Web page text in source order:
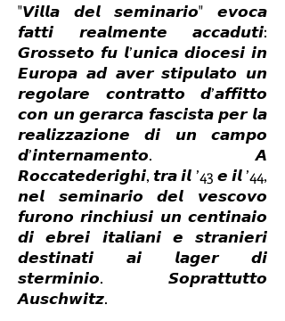
"𝙑𝙞𝙡𝙡𝙖 𝙙𝙚𝙡 𝙨𝙚𝙢𝙞𝙣𝙖𝙧𝙞𝙤" 𝙚𝙫𝙤𝙘𝙖
𝙛𝙖𝙩𝙩𝙞 𝙧𝙚𝙖𝙡𝙢𝙚𝙣𝙩𝙚 𝙖𝙘𝙘𝙖𝙙𝙪𝙩𝙞:
𝙂𝙧𝙤𝙨𝙨𝙚𝙩𝙤 𝙛𝙪 𝙡’𝙪𝙣𝙞𝙘𝙖 𝙙𝙞𝙤𝙘𝙚𝙨𝙞 𝙞𝙣
𝙀𝙪𝙧𝙤𝙥𝙖 𝙖𝙙 𝙖𝙫𝙚𝙧 𝙨𝙩𝙞𝙥𝙪𝙡𝙖𝙩𝙤 𝙪𝙣
𝙧𝙚𝙜𝙤𝙡𝙖𝙧𝙚 𝙘𝙤𝙣𝙩𝙧𝙖𝙩𝙩𝙤 𝙙’𝙖𝙛𝙛𝙞𝙩𝙩𝙤
𝙘𝙤𝙣 𝙪𝙣 𝙜𝙚𝙧𝙖𝙧𝙘𝙖 𝙛𝙖𝙨𝙘𝙞𝙨𝙩𝙖 𝙥𝙚𝙧 𝙡𝙖
𝙧𝙚𝙖𝙡𝙞𝙯𝙯𝙖𝙯𝙞𝙤𝙣𝙚 𝙙𝙞 𝙪𝙣 𝙘𝙖𝙢𝙥𝙤
𝙙’𝙞𝙣𝙩𝙚𝙧𝙣𝙖𝙢𝙚𝙣𝙩𝙤. 𝘼
𝙍𝙤𝙘𝙘𝙖𝙩𝙚𝙙𝙚𝙧𝙞𝙜𝙝𝙞, 𝙩𝙧𝙖 𝙞𝙡 ’43 𝙚 𝙞𝙡 ’44,
𝙣𝙚𝙡 𝙨𝙚𝙢𝙞𝙣𝙖𝙧𝙞𝙤 𝙙𝙚𝙡 𝙫𝙚𝙨𝙘𝙤𝙫𝙤
𝙛𝙪𝙧𝙤𝙣𝙤 𝙧𝙞𝙣𝙘𝙝𝙞𝙪𝙨𝙞 𝙪𝙣 𝙘𝙚𝙣𝙩𝙞𝙣𝙖𝙞𝙤
𝙙𝙞 𝙚𝙗𝙧𝙚𝙞 𝙞𝙩𝙖𝙡𝙞𝙖𝙣𝙞 𝙚 𝙨𝙩𝙧𝙖𝙣𝙞𝙚𝙧𝙞
𝙙𝙚𝙨𝙩𝙞𝙣𝙖𝙩𝙞 𝙖𝙞 𝙡𝙖𝙜𝙚𝙧 𝙙𝙞
𝙨𝙩𝙚𝙧𝙢𝙞𝙣𝙞𝙤. 𝙎𝙤𝙥𝙧𝙖𝙩𝙩𝙪𝙩𝙩𝙤
𝘼𝙪𝙨𝙘𝙝𝙬𝙞𝙩𝙯.